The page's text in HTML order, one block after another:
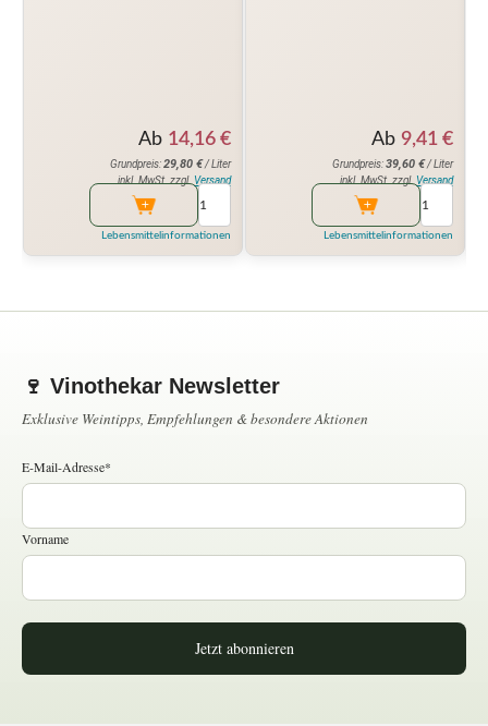
Ab 14,16 €
Grundpreis:29,80 €/ Liter
inkl. MwSt. zzgl. Versand
Lebensmittelinformationen
Ab 9,41 €
Grundpreis:39,60 €/ Liter
inkl. MwSt. zzgl. Versand
Lebensmittelinformationen
🍷 Vinothekar Newsletter
Exklusive Weintipps, Empfehlungen & besondere Aktionen
E-Mail-Adresse*
Vorname
Jetzt abonnieren